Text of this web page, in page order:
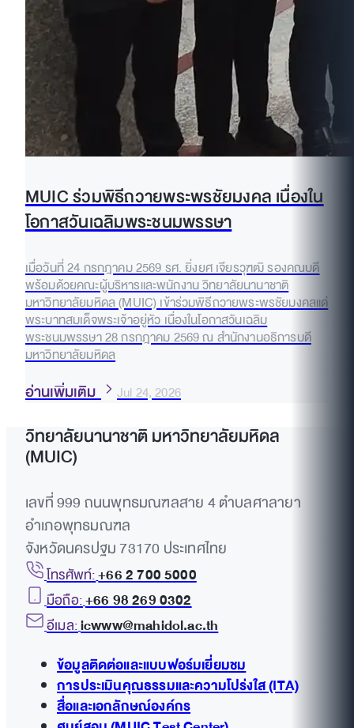
MUIC ร่วมพิธีถวายพระพรชัยมงคล เนื่องใน
โอกาสวันเฉลิมพระชนมพรรษา
เมื่อวันที่ 24 กรกฎาคม 2569 รศ. ยิ่งยศ เจียรวุฑฒิ รองคณบดี
พร้อมด้วยคณะผู้บริหารและพนักงาน วิทยาลัยนานาชาติ
มหาวิทยาลัยมหิดล (MUIC) เข้าร่วมพิธีถวายพระพรชัยมงคลแด่
พระบาทสมเด็จพระเจ้าอยู่หัว เนื่องในโอกาสวันเฉลิม
พระชนมพรรษา 28 กรกฎาคม 2569 ณ สำนักงานอธิการบดี
มหาวิทยาลัยมหิดล
อ่านเพิ่มเติม Jul 24, 2026
วิทยาลัยนานาชาติ มหาวิทยาลัยมหิดล
(MUIC)
เลขที่ 999 ถนนพุทธมณฑลสาย 4 ตำบลศาลายา
อำเภอพุทธมณฑล
จังหวัดนครปฐม 73170 ประเทศไทย
โทรศัพท์:+66 2 700 5000
มือถือ:+66 98 269 0302
อีเมล:icwww@mahidol.ac.th
ข้อมูลติดต่อและแบบฟอร์มเยี่ยมชม
การประเมินคุณธรรมและความโปร่งใส (ITA)
สื่อและเอกลักษณ์องค์กร